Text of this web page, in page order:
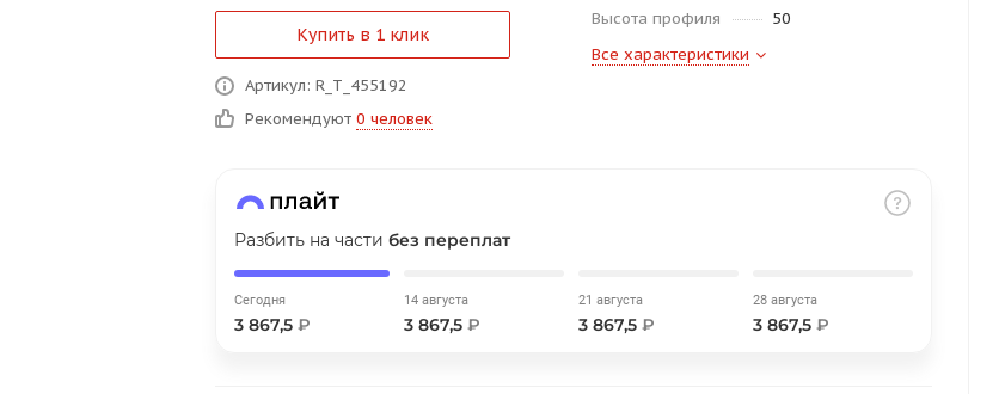
Купить в 1 клик
Артикул: R_T_455192
Рекомендуют 0 человек
Высота профиля
50
Все характеристики
Разбить на части без переплат
Сегодня
3 867,5 ₽
14 августа
3 867,5 ₽
21 августа
3 867,5 ₽
28 августа
3 867,5 ₽
Оплачивайте сегодня только